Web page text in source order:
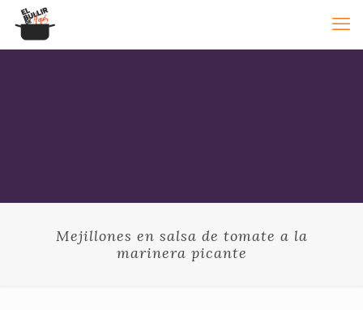
Mejillones en salsa de tomate a la
marinera picante